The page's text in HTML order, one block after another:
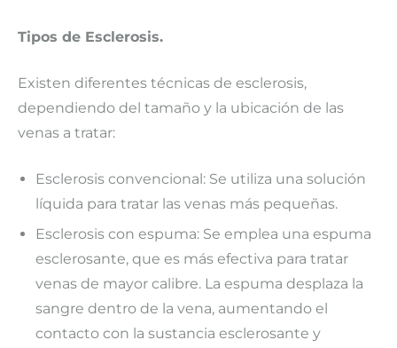
Tipos de Esclerosis.
Existen diferentes técnicas de esclerosis,
dependiendo del tamaño y la ubicación de las
venas a tratar:
Esclerosis convencional: Se utiliza una solución
líquida para tratar las venas más pequeñas.
Esclerosis con espuma: Se emplea una espuma
esclerosante, que es más efectiva para tratar
venas de mayor calibre. La espuma desplaza la
sangre dentro de la vena, aumentando el
contacto con la sustancia esclerosante y